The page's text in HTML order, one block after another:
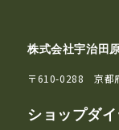
株式会社宇治田
〒610-0288 京都
ショップダ